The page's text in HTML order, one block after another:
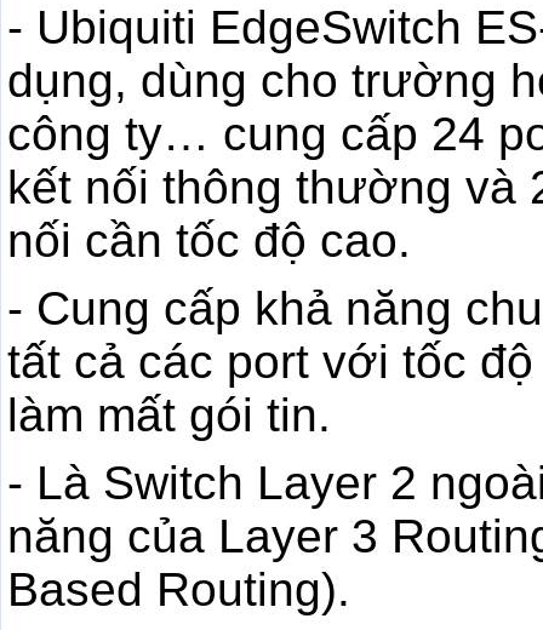
- Ubiquiti EdgeSwitch
dụng, dùng cho trường
công ty… cung cấp 24
kết nối thông thường và
nối cần tốc độ cao.
- Cung cấp khả năng
tất cả các port với tốc
làm mất gói tin.
- Là Switch Layer 2
năng của Layer 3
Based Routing).